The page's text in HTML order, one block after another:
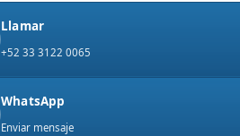
Llamar
+52 33 3122 0065
WhatsApp
Enviar mensaje